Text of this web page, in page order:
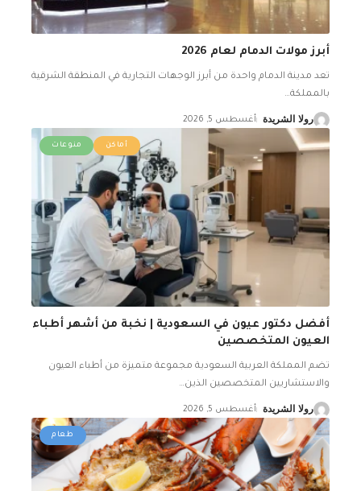
أبرز مولات الدمام لعام 2026
تعد مدينة الدمام واحدة من أبرز الوجهات التجارية في المنطقة الشرقية
بالمملكة…
رولا الشريدة أغسطس 5, 2026
أماكن منوعات
أفضل دكتور عيون في السعودية | نخبة من أشهر أطباء
العيون المتخصصين
تضم المملكة العربية السعودية مجموعة متميزة من أطباء العيون
والاستشاريين المتخصصين الذين…
رولا الشريدة أغسطس 5, 2026
طعام